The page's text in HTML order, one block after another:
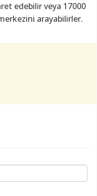
edebilir veya 17000
arayabilirler.